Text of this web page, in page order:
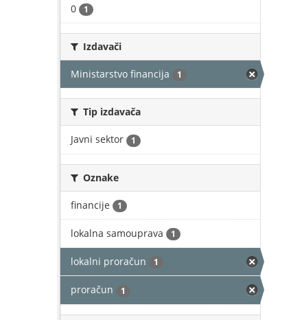
0 1
Izdavači
Ministarstvo financija 1
Tip izdavača
Javni sektor 1
Oznake
financije 1
lokalna samouprava 1
lokalni proračun 1
proračun 1